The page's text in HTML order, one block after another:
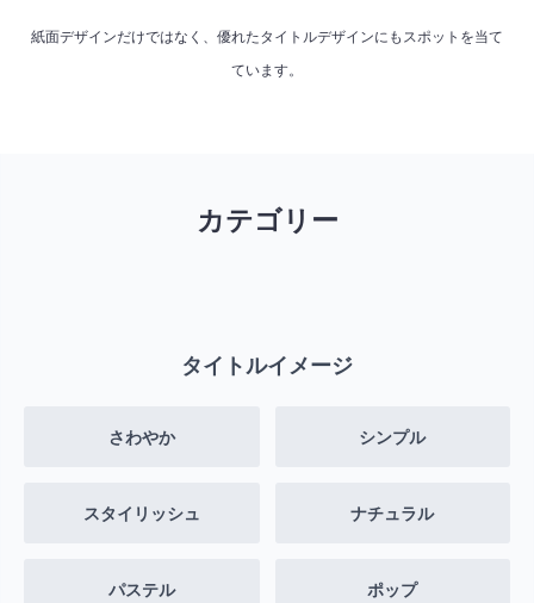
紙面デザインだけではなく、優れたタイトルデザインにもスポットを当て
ています。
カテゴリー
タイトルイメージ
さわやか シンプル
スタイリッシュ ナチュラル
パステル ポップ